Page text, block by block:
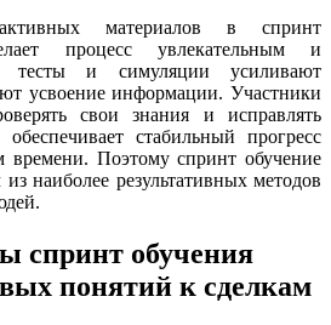
материалов в спринт
процесс увлекательным и
тесты и симуляции усиливают
усвоение информации. Участники
свои знания и исправлять
стабильный прогресс
времени. Поэтому спринт обучение
наиболее результативных методов
спринт обучения
понятий к сделкам